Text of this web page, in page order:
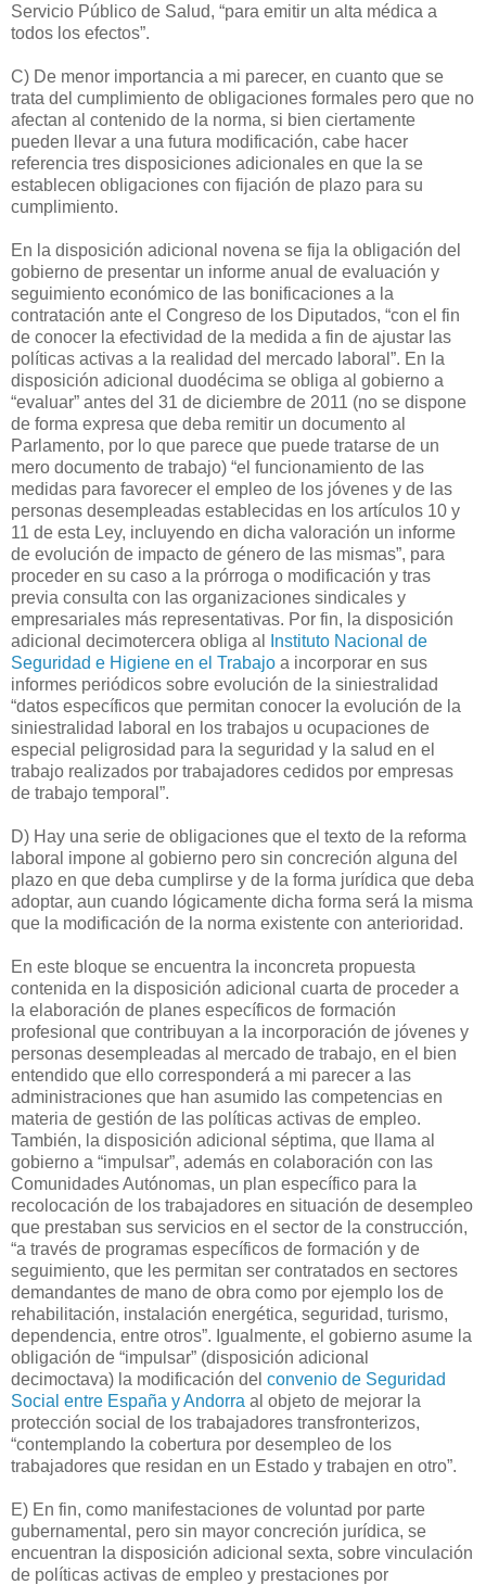
Servicio Público de Salud, “para emitir un alta médica a
todos los efectos”.
C) De menor importancia a mi parecer, en cuanto que se
trata del cumplimiento de obligaciones formales pero que no
afectan al contenido de la norma, si bien ciertamente
pueden llevar a una futura modificación, cabe hacer
referencia tres disposiciones adicionales en que la se
establecen obligaciones con fijación de plazo para su
cumplimiento.
En la disposición adicional novena se fija la obligación del
gobierno de presentar un informe anual de evaluación y
seguimiento económico de las bonificaciones a la
contratación ante el Congreso de los Diputados, “con el fin
de conocer la efectividad de la medida a fin de ajustar las
políticas activas a la realidad del mercado laboral”. En la
disposición adicional duodécima se obliga al gobierno a
“evaluar” antes del 31 de diciembre de 2011 (no se dispone
de forma expresa que deba remitir un documento al
Parlamento, por lo que parece que puede tratarse de un
mero documento de trabajo) “el funcionamiento de las
medidas para favorecer el empleo de los jóvenes y de las
personas desempleadas establecidas en los artículos 10 y
11 de esta Ley, incluyendo en dicha valoración un informe
de evolución de impacto de género de las mismas”, para
proceder en su caso a la prórroga o modificación y tras
previa consulta con las organizaciones sindicales y
empresariales más representativas. Por fin, la disposición
adicional decimotercera obliga al
Instituto Nacional de
Seguridad e Higiene en el Trabajo a incorporar en sus
informes periódicos sobre evolución de la siniestralidad
“datos específicos que permitan conocer la evolución de la
siniestralidad laboral en los trabajos u ocupaciones de
especial peligrosidad para la seguridad y la salud en el
trabajo realizados por trabajadores cedidos por empresas
de trabajo temporal”.
D) Hay una serie de obligaciones que el texto de la reforma
laboral impone al gobierno pero sin concreción alguna del
plazo en que deba cumplirse y de la forma jurídica que deba
adoptar, aun cuando lógicamente dicha forma será la misma
que la modificación de la norma existente con anterioridad.
En este bloque se encuentra la inconcreta propuesta
contenida en la disposición adicional cuarta de proceder a
la elaboración de planes específicos de formación
profesional que contribuyan a la incorporación de jóvenes y
personas desempleadas al mercado de trabajo, en el bien
entendido que ello corresponderá a mi parecer a las
administraciones que han asumido las competencias en
materia de gestión de las políticas activas de empleo.
También, la disposición adicional séptima, que llama al
gobierno a “impulsar”, además en colaboración con las
Comunidades Autónomas, un plan específico para la
recolocación de los trabajadores en situación de desempleo
que prestaban sus servicios en el sector de la construcción,
“a través de programas específicos de formación y de
seguimiento, que les permitan ser contratados en sectores
demandantes de mano de obra como por ejemplo los de
rehabilitación, instalación energética, seguridad, turismo,
dependencia, entre otros”. Igualmente, el gobierno asume la
obligación de “impulsar” (disposición adicional
decimoctava) la modificación del convenio de Seguridad
Social entre España y Andorra al objeto de mejorar la
protección social de los trabajadores transfronterizos,
“contemplando la cobertura por desempleo de los
trabajadores que residan en un Estado y trabajen en otro”.
E) En fin, como manifestaciones de voluntad por parte
gubernamental, pero sin mayor concreción jurídica, se
encuentran la disposición adicional sexta, sobre vinculación
de políticas activas de empleo y prestaciones por